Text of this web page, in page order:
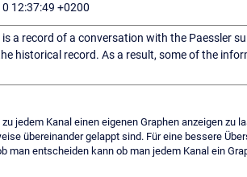
12:37:49 +0200
is a record of a conversation with the Paessler
historical record. As a result, some of the
jedem Kanal einen eigenen Graphen anzeigen
übereinander gelappt sind. Für eine bessere
man entscheiden kann ob man jedem Kanal ein